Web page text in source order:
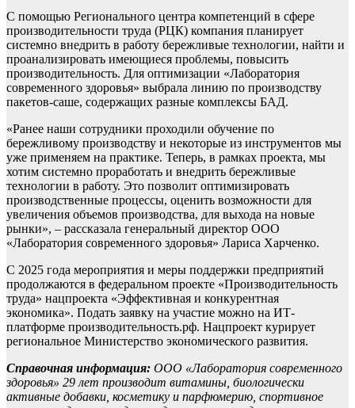
С помощью Регионального центра компетенций в сфере
производительности труда (РЦК) компания планирует
системно внедрить в работу бережливые технологии, найти и
проанализировать имеющиеся проблемы, повысить
производительность. Для оптимизации «Лаборатория
современного здоровья» выбрала линию по производству
пакетов-саше, содержащих разные комплексы БАД.
«Ранее наши сотрудники проходили обучение по
бережливому производству и некоторые из инструментов мы
уже применяем на практике. Теперь, в рамках проекта, мы
хотим системно проработать и внедрить бережливые
технологии в работу. Это позволит оптимизировать
производственные процессы, оценить возможности для
увеличения объемов производства, для выхода на новые
рынки», – рассказала генеральный директор ООО
«Лаборатория современного здоровья» Лариса Харченко.
С 2025 года мероприятия и меры поддержки предприятий
продолжаются в федеральном проекте «Производительность
труда» нацпроекта «Эффективная и конкурентная
экономика». Подать заявку на участие можно на ИТ-
платформе производительность.рф. Нацпроект курирует
региональное Министерство экономического развития.
Справочная информация: ООО «Лаборатория современного
здоровья» 29 лет производит витамины, биологически
активные добавки, косметику и парфюмерию, спортивное